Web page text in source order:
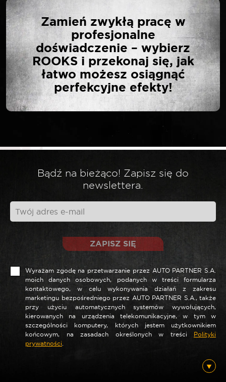
NAPISZ PIERWSZĄ
OPINIĘ O „ROOKS
PRZEDŁUŻKA 1/2″ 75
MM”
Twój adres email nie zostanie opublikowany.
Wymagane pola są oznaczone
*
Twoja opinia*
Nazwa *
E-mail*
Zamień zwykłą pracę w
profesjonalne
doświadczenie – wybierz
ROOKS i przekonaj się, jak
łatwo możesz osiągnąć
perfekcyjne efekty!
Bądź na bieżąco! Zapisz się do
newslettera.
ZAPISZ SIĘ
Wyrażam zgodę na przetwarzanie przez AUTO PARTNER S.A.
moich danych osobowych, podanych w treści formularza
kontaktowego, w celu wykonywania działań z zakresu
marketingu bezpośredniego przez AUTO PARTNER S.A., także
przy użyciu automatycznych systemów wywołujących,
kierowanych na urządzenia telekomunikacyjne, w tym w
szczególności komputery, których jestem użytkownikiem
końcowym, na zasadach określonych w treści Polityki
prywatności.